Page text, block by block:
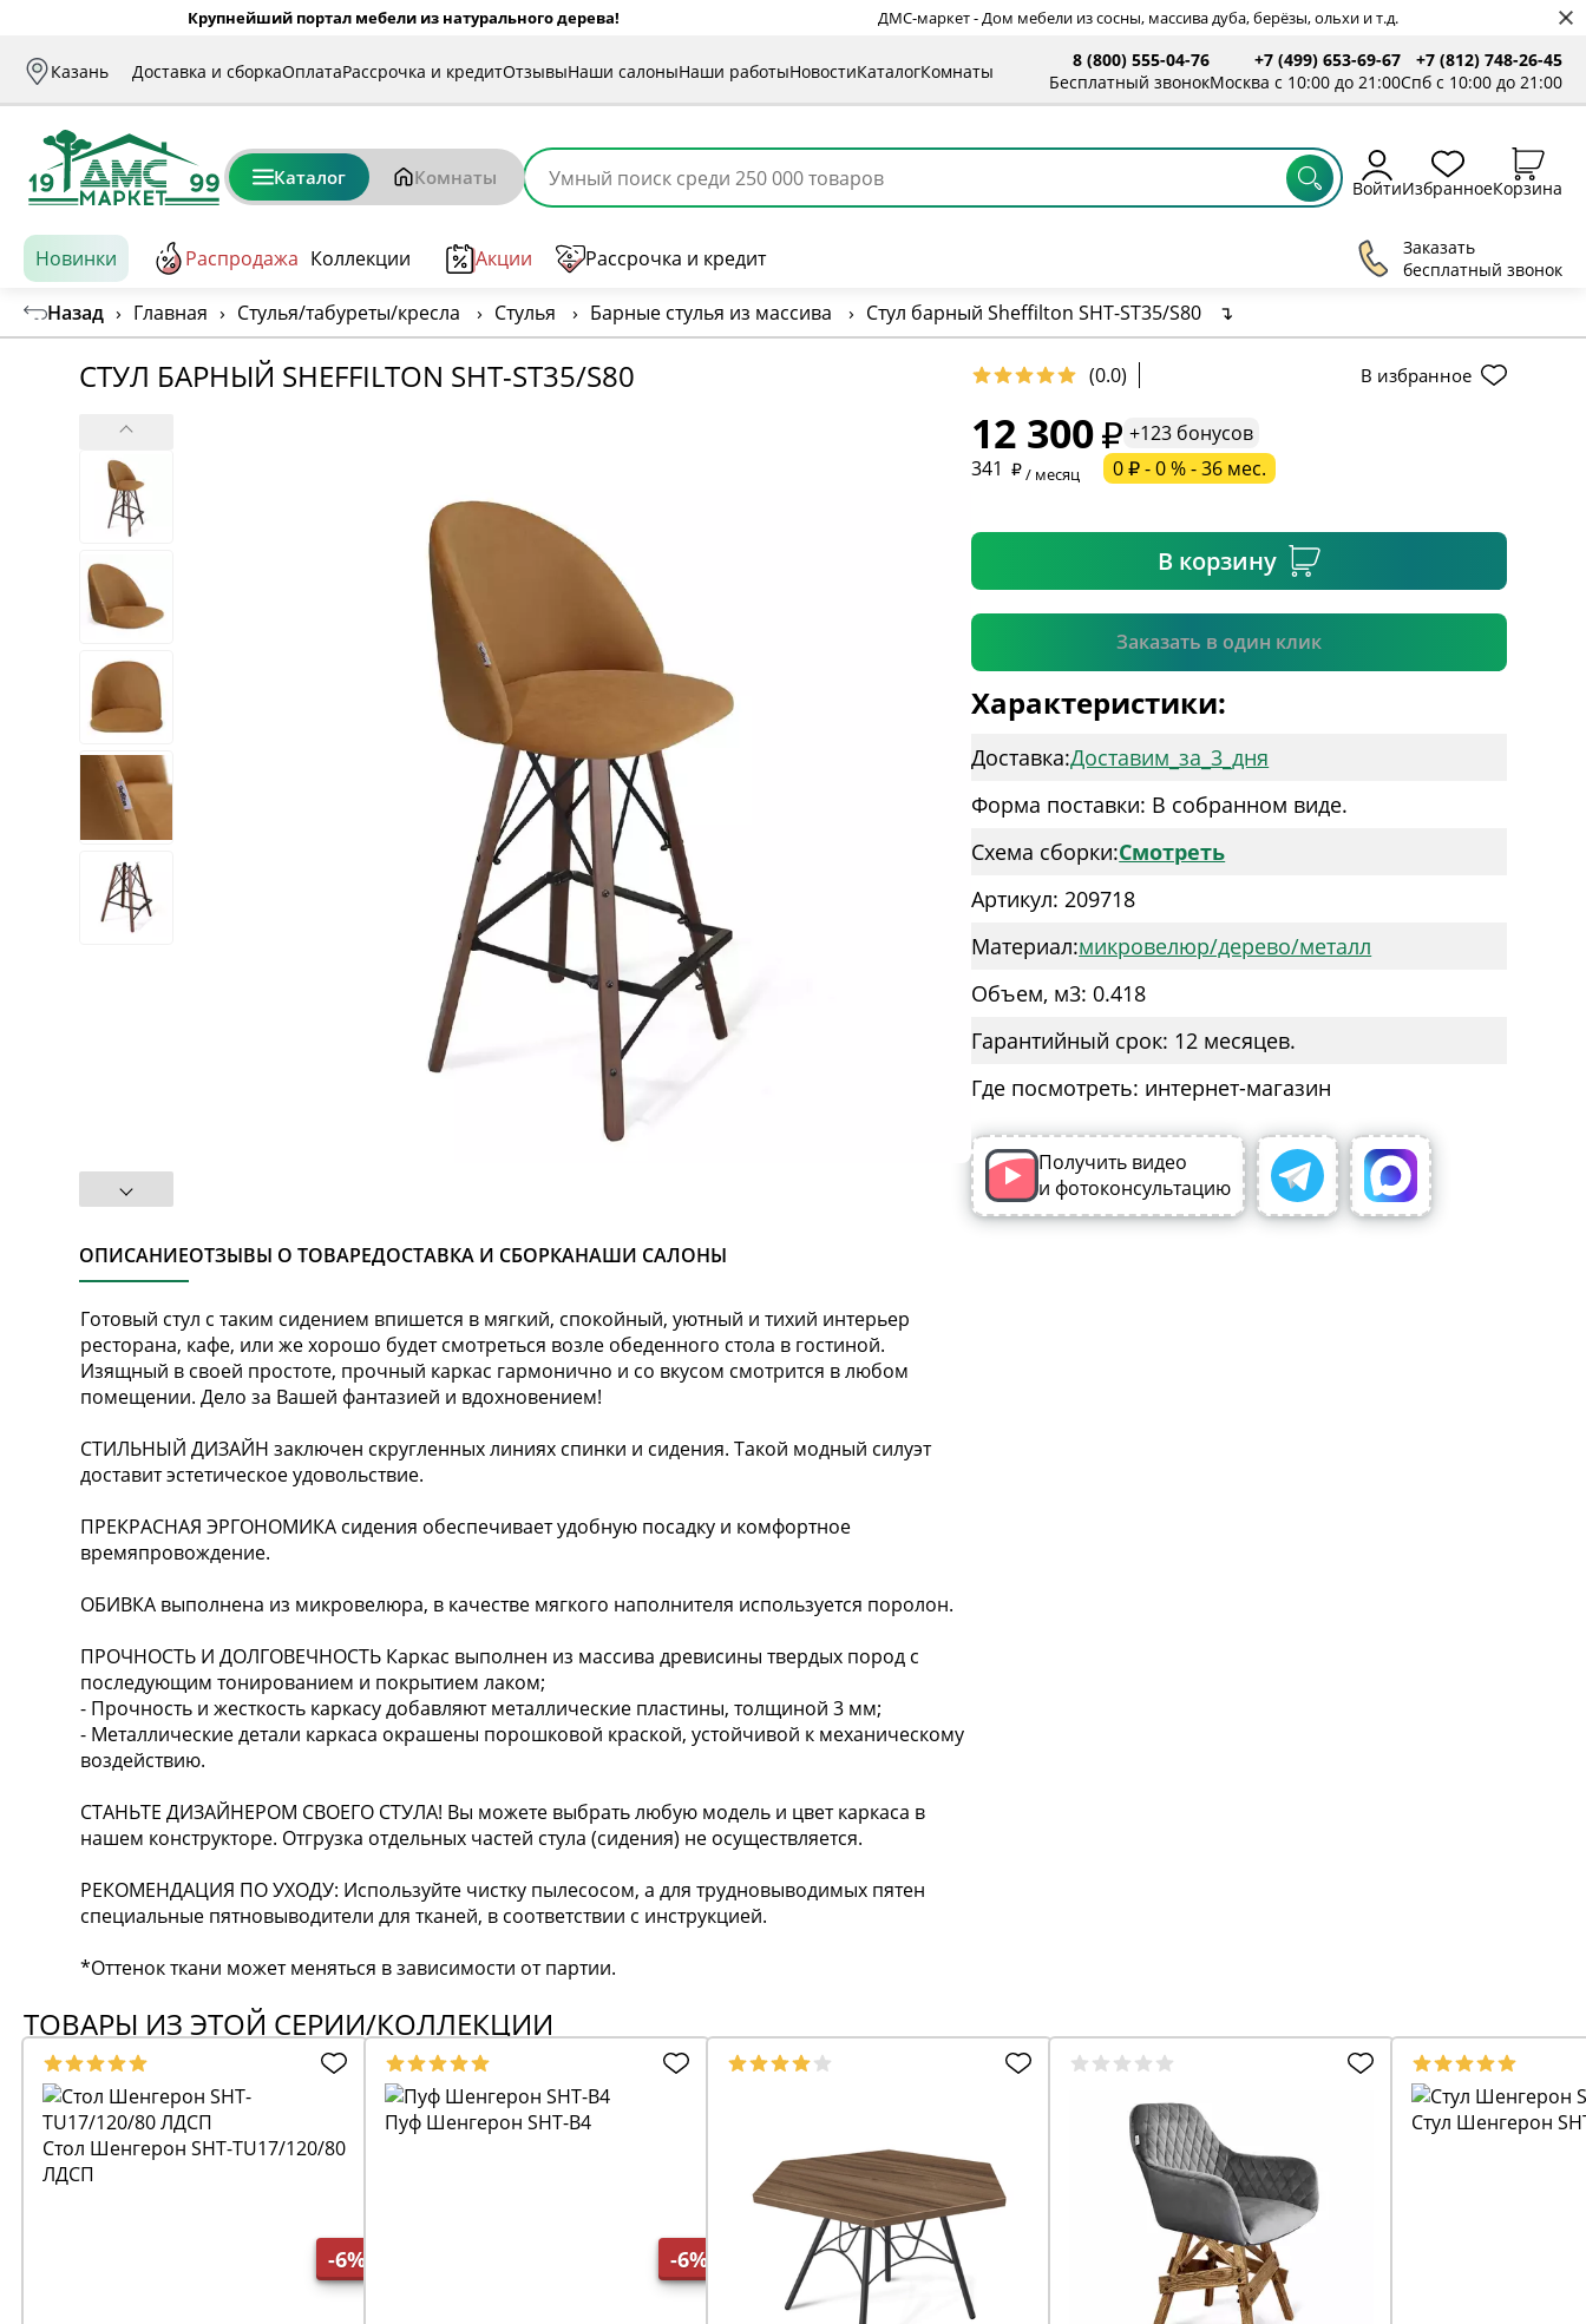
Крупнейший портал мебели из натурального дерева! ДМС-маркет - Дом мебели из сосны, массива дуба, берёзы, ольхи и т.д.
Казань Доставка и сборкаОплатаРассрочка и кредитОтзывыНаши салоныНаши работыНовостиКаталогКомнаты
8 (800) 555-04-76
Бесплатный звонок
+7 (499) 653-69-67
Москва с 10:00 до 21:00
+7 (812) 748-26-45
Спб с 10:00 до 21:00
Каталог Комнаты ВойтиИзбранноеКорзина
Новинки Распродажа Коллекции Акции Рассрочка и кредит
Заказать
бесплатный звонок
Назад › Главная › Стулья/табуреты/кресла › Стулья › Барные стулья из массива › Стул барный Sheffilton SHT-ST35/S80 ↴
СТУЛ БАРНЫЙ SHEFFILTON SHT-ST35/S80 (0.0) В избранное
ОПИСАНИЕОТЗЫВЫ О ТОВАРЕДОСТАВКА И СБОРКАНАШИ САЛОНЫ
Готовый стул с таким сидением впишется в мягкий, спокойный, уютный и тихий интерьер
ресторана, кафе, или же хорошо будет смотреться возле обеденного стола в гостиной.
Изящный в своей простоте, прочный каркас гармонично и со вкусом смотрится в любом
помещении. Дело за Вашей фантазией и вдохновением!
СТИЛЬНЫЙ ДИЗАЙН заключен скругленных линиях спинки и сидения. Такой модный силуэт
доставит эстетическое удовольствие.
ПРЕКРАСНАЯ ЭРГОНОМИКА сидения обеспечивает удобную посадку и комфортное
времяпровождение.
ОБИВКА выполнена из микровелюра, в качестве мягкого наполнителя используется поролон.
ПРОЧНОСТЬ И ДОЛГОВЕЧНОСТЬ Каркас выполнен из массива древисины твердых пород с
последующим тонированием и покрытием лаком;
- Прочность и жесткость каркасу добавляют металлические пластины, толщиной 3 мм;
- Металлические детали каркаса окрашены порошковой краской, устойчивой к механическому
воздействию.
СТАНЬТЕ ДИЗАЙНЕРОМ СВОЕГО СТУЛА! Вы можете выбрать любую модель и цвет каркаса в
нашем конструкторе. Отгрузка отдельных частей стула (сидения) не осуществляется.
РЕКОМЕНДАЦИЯ ПО УХОДУ: Используйте чистку пылесосом, а для трудновыводимых пятен
специальные пятновыводители для тканей, в соответствии с инструкцией.
*Оттенок ткани может меняться в зависимости от партии.
12 300
+123 бонусов
341
/ месяц 0 ₽ - 0 % - 36 мес.
В корзину
Заказать в один клик
* необязательное поле
Подтвердить
Характеристики:
Доставка:Доставим_за_3_дня
Форма поставки: В собранном виде.
Схема сборки:Смотреть
Артикул: 209718
Материал:микровелюр/дерево/металл
Объем, м3: 0.418
Гарантийный срок: 12 месяцев.
Где посмотреть: интернет-магазин
Получить видео
и фотоконсультацию
ТОВАРЫ ИЗ ЭТОЙ СЕРИИ/КОЛЛЕКЦИИ
-6%
Стол Шенгерон SHT-TU17/120/80
ЛДСП
-6%
Пуф Шенгерон SHT-B4 Стул Шенгерон